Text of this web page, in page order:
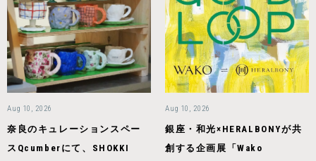
Aug 10, 2026
奈良のキュレーションスペー
スQcumberにて、SHOKKI
Aug 10, 2026
銀座・和光×HERALBONYが共
創する企画展「Wako